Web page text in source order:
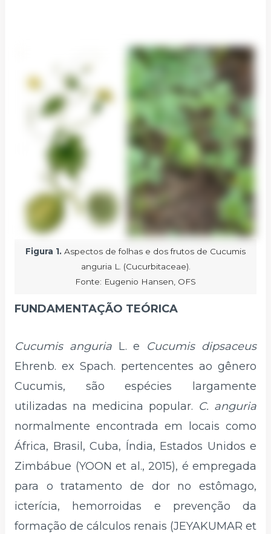
Figura 1. Aspectos de folhas e dos frutos de Cucumis
anguria L. (Cucurbitaceae).
Fonte: Eugenio Hansen, OFS
FUNDAMENTAÇÃO TEÓRICA
Cucumis anguriaL. e Cucumis dipsaceus
Ehrenb. ex Spach. pertencentes ao gênero
Cucumis, são espécies largamente
utilizadas na medicina popular. C. anguria
normalmente encontrada em locais como
África, Brasil, Cuba, Índia, Estados Unidos e
Zimbábue (YOON et al., 2015), é empregada
para o tratamento de dor no estômago,
icterícia, hemorroidas e prevenção da
formação de cálculos renais (JEYAKUMAR et